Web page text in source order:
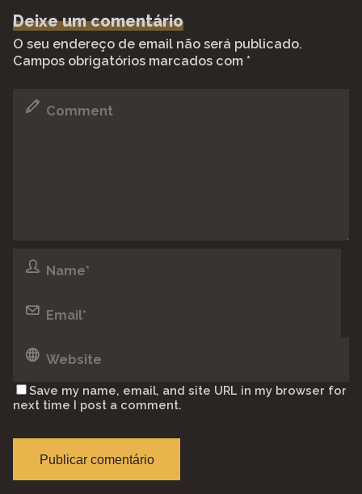
b
o
o
A
p
p
Li
n
k
m
Deixe um comentário
O seu endereço de email não será publicado.
Campos obrigatórios marcados com*
Save my name, email, and site URL in my browser for
next time I post a comment.